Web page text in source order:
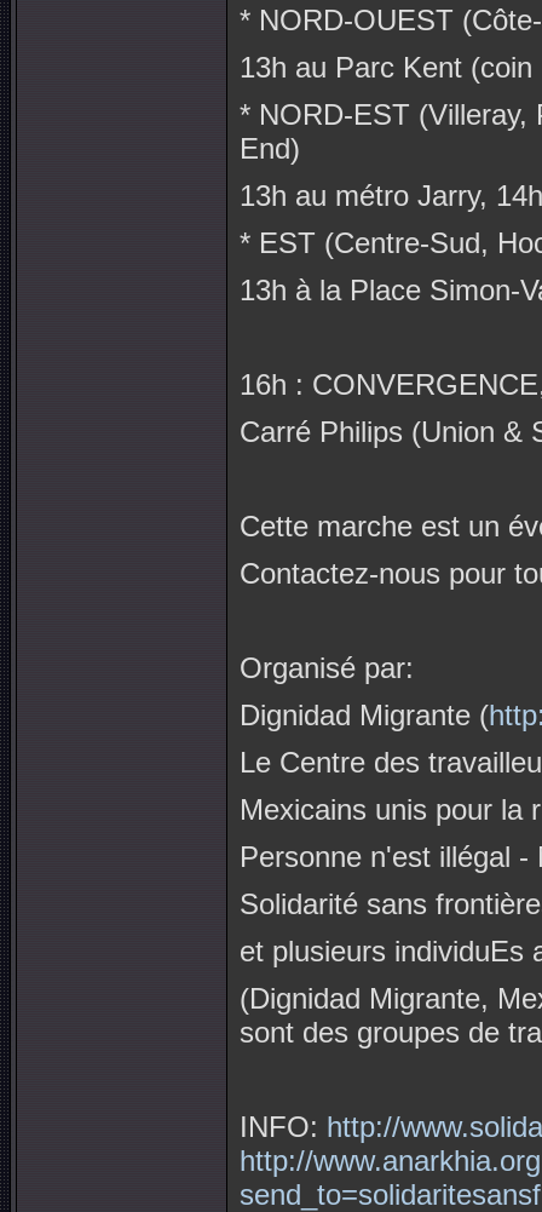
* NORD-OUEST
13h au Parc Kent
* NORD-EST (Villeray,
End)
13h au métro Jarry,
* EST (Centre-Sud,
13h à la Place Simon-
16h :
Carré Philips (Union &
Cette marche est un
Contactez-nous pour
Organisé par:
Dignidad Migrante (
Le Centre des
Mexicains unis pour la
Personne n'est illégal -
Solidarité sans
et plusieurs individuEs
(Dignidad Migrante,
sont des groupes de
INFO: http://
http://